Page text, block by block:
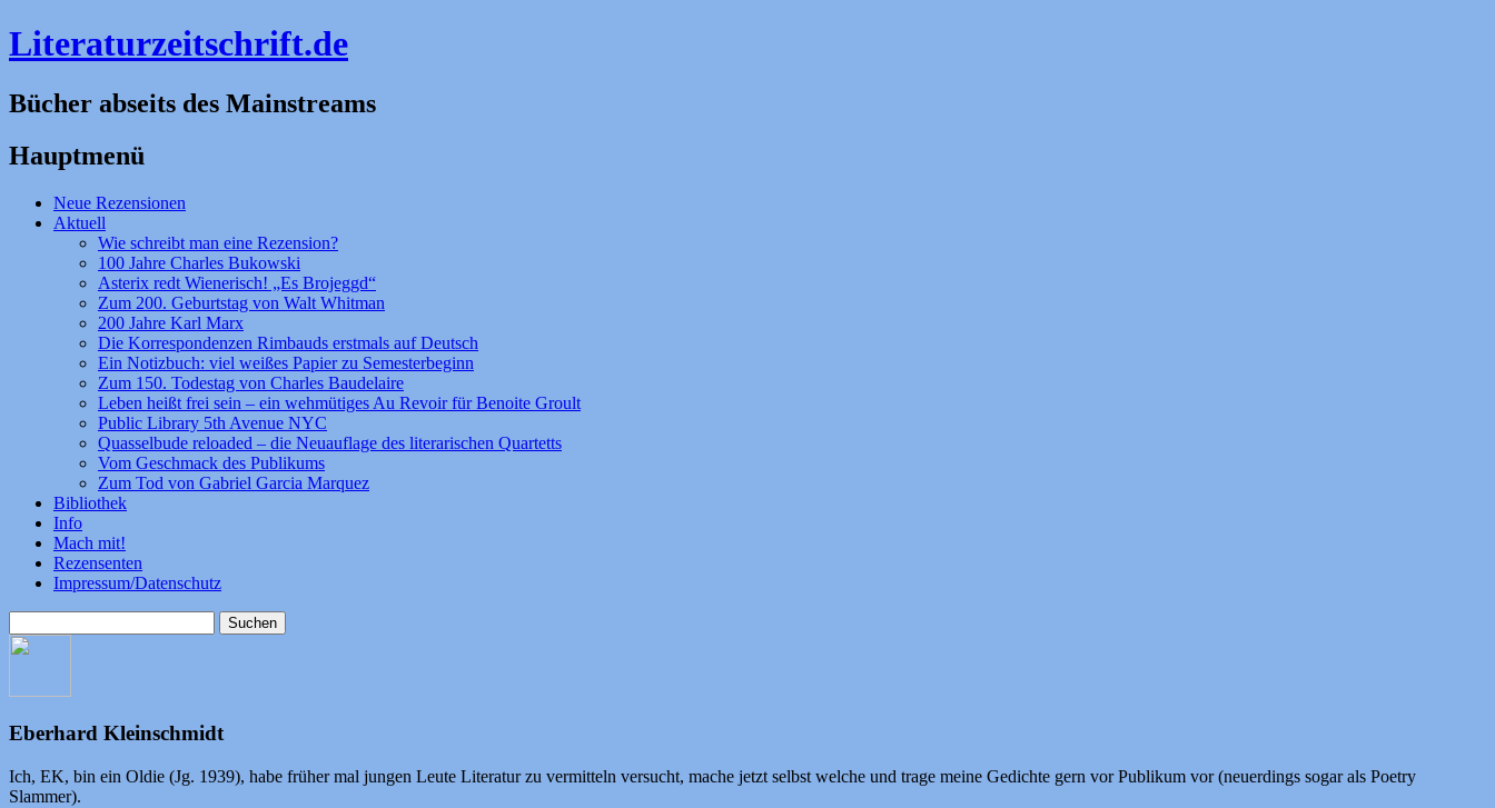
Literaturzeitschrift.de
Bücher abseits des Mainstreams
Hauptmenü
Zum
Inhalt
Neue Rezensionen
Aktuell
Wie schreibt man eine Rezension?
100 Jahre Charles Bukowski
Asterix redt Wienerisch! „Es Brojeggd“
Zum 200. Geburtstag von Walt Whitman
200 Jahre Karl Marx
Die Korrespondenzen Rimbauds erstmals auf Deutsch
Ein Notizbuch: viel weißes Papier zu Semesterbeginn
Zum 150. Todestag von Charles Baudelaire
Leben heißt frei sein – ein wehmütiges Au Revoir für Benoite Groult
Public Library 5th Avenue NYC
Quasselbude reloaded – die Neuauflage des literarischen Quartetts
Vom Geschmack des Publikums
Zum Tod von Gabriel Garcia Marquez
Bibliothek
Info
Mach mit!
Rezensenten
Impressum/Datenschutz
nach:
Eberhard Kleinschmidt
Ich, EK, bin ein Oldie (Jg. 1939), habe früher mal jungen Leute Literatur zu vermitteln versucht, mache jetzt selbst welche und trage meine Gedichte gern vor Publikum vor (neuerdings sogar als Poetry
Slammer).